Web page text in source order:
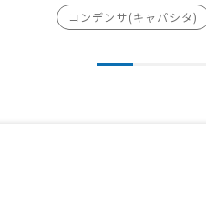
コンデンサ(キャパシタ)